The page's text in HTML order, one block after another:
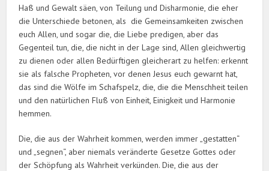
Haß und Gewalt säen, von Teilung und Disharmonie, die eher
die Unterschiede betonen, als die Gemeinsamkeiten zwischen
euch Allen, und sogar die, die Liebe predigen, aber das
Gegenteil tun, die, die nicht in der Lage sind, Allen gleichwertig
zu dienen oder allen Bedürftigen gleicherart zu helfen: erkennt
sie als falsche Propheten, vor denen Jesus euch gewarnt hat,
das sind die Wölfe im Schafspelz, die, die die Menschheit teilen
und den natürlichen Fluß von Einheit, Einigkeit und Harmonie
hemmen.
Die, die aus der Wahrheit kommen, werden immer „gestatten“
und „segnen“, aber niemals veränderte Gesetze Gottes oder
der Schöpfung als Wahrheit verkünden. Die, die aus der